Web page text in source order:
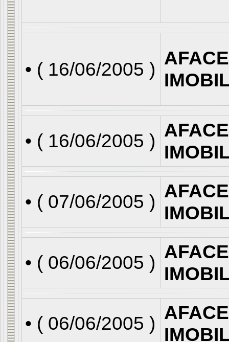
• ( 16/06/2005 )
• ( 16/06/2005 )
• ( 07/06/2005 )
• ( 06/06/2005 )
• ( 06/06/2005 )